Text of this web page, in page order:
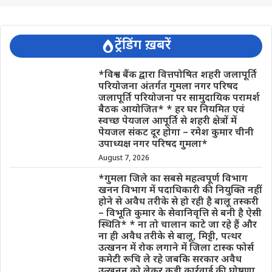
ट्रेंडिंग ख़बरें
*विश्व बैंक द्वारा वित्तपोषित शहरी जलापूर्ति
परियोजना अंतर्गत गुमला नगर परिषद
जलापूर्ति परियोजना पर सामुदायिक परामर्श
बैठक आयोजित* * हर घर नियमित एवं
स्वच्छ पेयजल आपूर्ति से शहरी क्षेत्रों में
पेयजल संकट दूर होगा – रमेश कुमार चीनी
उपाध्यक्ष नगर परिषद गुमला*
August 7, 2026
*गुमला जिले का सबसे महत्वपूर्ण विभाग
खनन विभाग में पदाधिकारी की नियुक्ति नहीं
होने से अवैध तरीके से हो रही है बालू तस्करी
– विभूति कुमार के सेवानिवृत्ति से बनी है ऐसी
स्थिति* * ना तो चालान काटे जा रहे हैं और
ना ही अवैध तरीके से बालू, मिट्टी, पत्थर
उत्खनन में रोक लगाने में जिला टास्क फोर्स
कमेटी रूचि ले रहे जबकि सरकार अवैध